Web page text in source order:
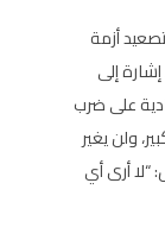
أزمة
إلى
على ضرب
ولن يغير
“لا أرى أي